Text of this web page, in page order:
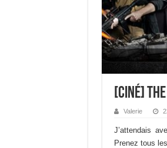
[Ciné]
Valerie
J’attendais
Prenez tous